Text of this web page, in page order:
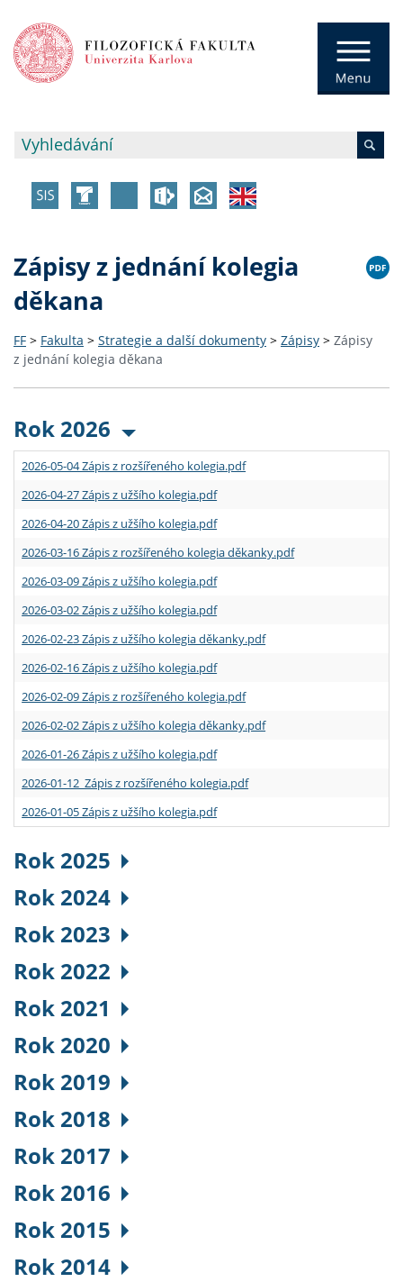
Zápisy z jednání kolegia
děkana
FF > Fakulta > Strategie a další dokumenty > Zápisy > Zápisy
z jednání kolegia děkana
Rok 2026
2026-05-04 Zápis z rozšířeného kolegia.pdf
2026-04-27 Zápis z užšího kolegia.pdf
2026-04-20 Zápis z užšího kolegia.pdf
2026-03-16 Zápis z rozšířeného kolegia děkanky.pdf
2026-03-09 Zápis z užšího kolegia.pdf
2026-03-02 Zápis z užšího kolegia.pdf
2026-02-23 Zápis z užšího kolegia děkanky.pdf
2026-02-16 Zápis z užšího kolegia.pdf
2026-02-09 Zápis z rozšířeného kolegia.pdf
2026-02-02 Zápis z užšího kolegia děkanky.pdf
2026-01-26 Zápis z užšího kolegia.pdf
2026-01-12 Zápis z rozšířeného kolegia.pdf
2026-01-05 Zápis z užšího kolegia.pdf
Rok 2025
Rok 2024
Rok 2023
Rok 2022
Rok 2021
Rok 2020
Rok 2019
Rok 2018
Rok 2017
Rok 2016
Rok 2015
Rok 2014